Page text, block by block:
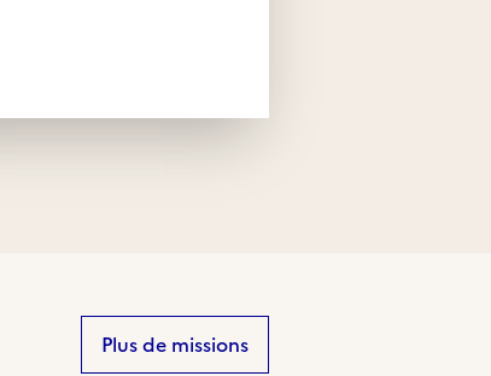
Plus de missions